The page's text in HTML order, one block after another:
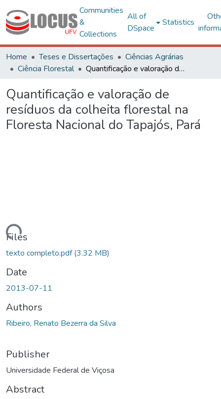
Communities
&
Collections
All of
DSpace
Statistics
Home Teses e Dissertações
Ciências Agrárias
Ciência Florestal
Quantificação e valoração de resíduos da colheita florestal na Floresta Nacional do Tapajós, Pará
Quantificação e valoração de
resíduos da colheita florestal na
Floresta Nacional do Tapajós, Pará
Files
texto completo.pdf(3.32 MB)
Date
2013-07-11
Authors
Ribeiro, Renato Bezerra da Silva
Publisher
Universidade Federal de Viçosa
Abstract